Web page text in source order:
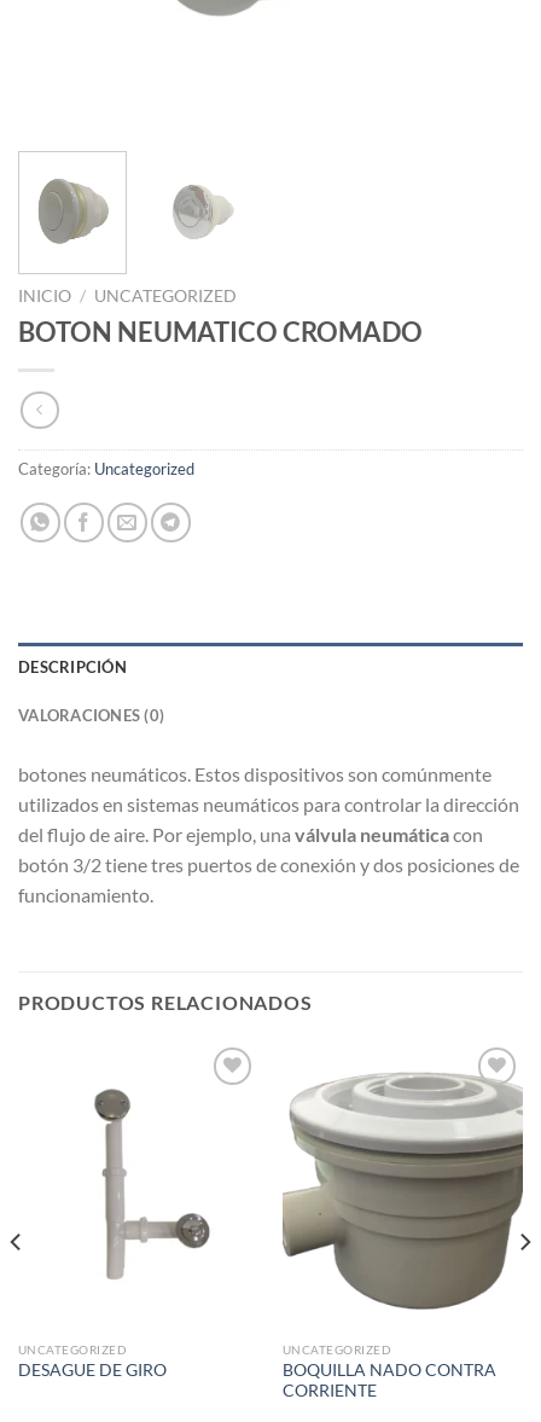
INICIO / UNCATEGORIZED
BOTON NEUMATICO CROMADO
Categoría: Uncategorized
DESCRIPCIÓN
VALORACIONES (0)
botones neumáticos. Estos dispositivos son comúnmente
utilizados en sistemas neumáticos para controlar la dirección
del flujo de aire. Por ejemplo, una válvula neumáticacon
botón 3/2 tiene tres puertos de conexión y dos posiciones de
funcionamiento.
PRODUCTOS RELACIONADOS
UNCATEGORIZED
DESAGUE DE GIRO
Añadir
a la
lista de
UNCATEGORIZED
BOQUILLA NADO CONTRA
CORRIENTE